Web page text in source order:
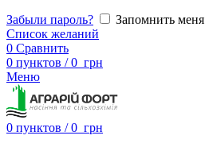
Забыли пароль?
Запомнить меня
Список желаний
0 Сравнить
0 пунктов / 0 грн
Меню
0 пунктов / 0 грн